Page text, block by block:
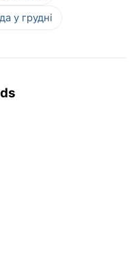
у грудні